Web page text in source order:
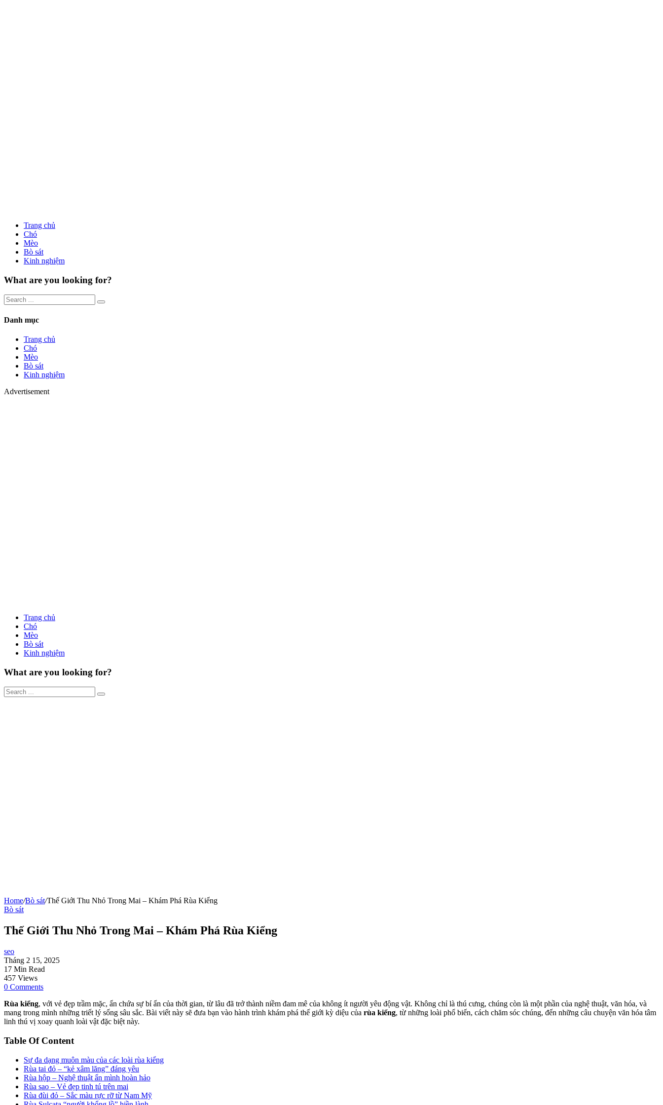
Trang chủ
Chó
Mèo
Bò sát
Kinh nghiệm
What are you looking for?
Danh mục
Trang chủ
Chó
Mèo
Bò sát
Kinh nghiệm
Advertisement
Trang chủ
Chó
Mèo
Bò sát
Kinh nghiệm
What are you looking for?
Home/Bò sát/Thế Giới Thu Nhỏ Trong Mai – Khám Phá Rùa Kiểng
Bò sát
Thế Giới Thu Nhỏ Trong Mai – Khám Phá Rùa Kiểng
seo
Tháng 2 15, 2025
17 Min Read
457 Views
0 Comments
Rùa kiểng, với vẻ đẹp trầm mặc, ẩn chứa sự bí ẩn của thời gian, từ lâu đã trở thành niềm đam mê của không ít người yêu động vật. Không chỉ là thú cưng, chúng còn là một phần của nghệ thuật, văn hóa, và
mang trong mình những triết lý sống sâu sắc. Bài viết này sẽ đưa bạn vào hành trình khám phá thế giới kỳ diệu của rùa kiểng, từ những loài phổ biến, cách chăm sóc chúng, đến những câu chuyện văn hóa tâm
linh thú vị xoay quanh loài vật đặc biệt này.
Table Of Content
Sự đa dạng muôn màu của các loài rùa kiểng
Rùa tai đỏ – “kẻ xâm lăng” đáng yêu
Rùa hộp – Nghệ thuật ẩn mình hoàn hảo
Rùa sao – Vẻ đẹp tinh tú trên mai
Rùa đùi đỏ – Sắc màu rực rỡ từ Nam Mỹ